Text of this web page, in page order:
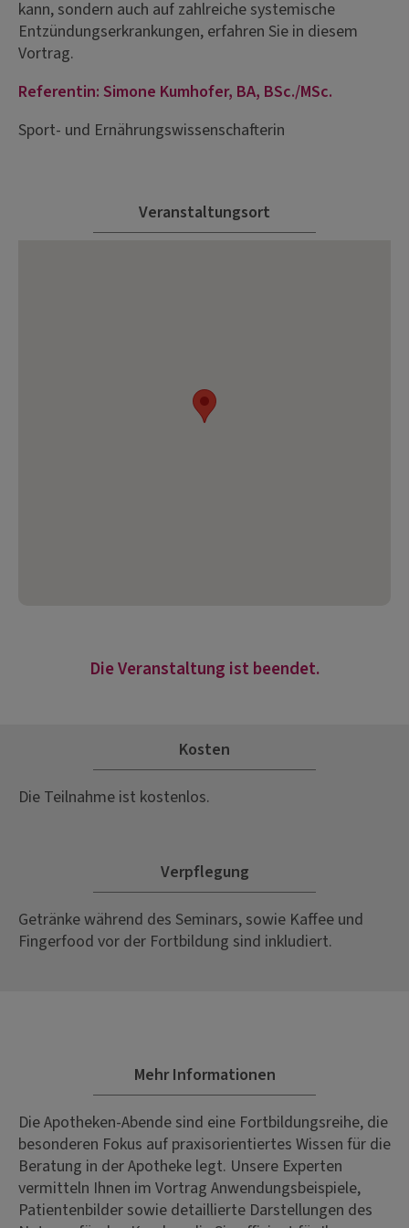
kann, sondern auch auf zahlreiche systemische
Entzündungserkrankungen, erfahren Sie in diesem
Vortrag.
Referentin: Simone Kumhofer, BA, BSc./MSc.
Sport- und Ernährungswissenschafterin
Veranstaltungsort
Die Veranstaltung ist beendet.
Kosten
Die Teilnahme ist kostenlos.
Verpflegung
Getränke während des Seminars, sowie Kaffee und
Fingerfood vor der Fortbildung sind inkludiert.
Mehr Informationen
Die Apotheken-Abende sind eine Fortbildungsreihe, die
besonderen Fokus auf praxisorientiertes Wissen für die
Beratung in der Apotheke legt. Unsere Experten
vermitteln Ihnen im Vortrag Anwendungsbeispiele,
Patientenbilder sowie detaillierte Darstellungen des